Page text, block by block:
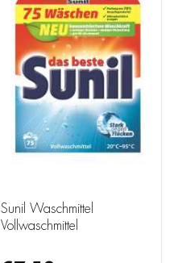
Sunil Waschmittel
Vollwaschmittel